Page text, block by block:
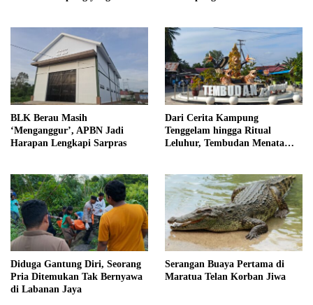
BLK Berau Masih
‘Menganggur’, APBN Jadi
Harapan Lengkapi Sarpras
Dari Cerita Kampung
Tenggelam hingga Ritual
Leluhur, Tembudan Menata
Diduga Gantung Diri, Seorang
Pria Ditemukan Tak Bernyawa
di Labanan Jaya
Serangan Buaya Pertama di
Maratua Telan Korban Jiwa